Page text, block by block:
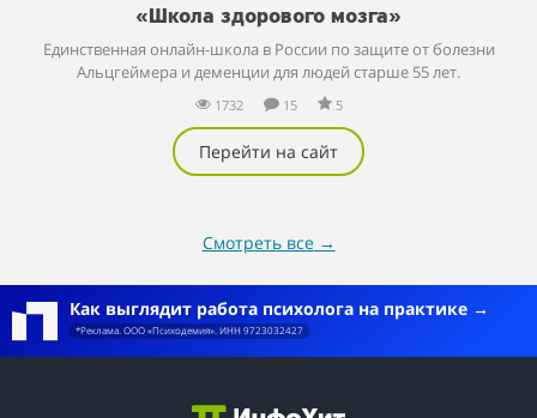
«Школа здорового мозга»
Единственная онлайн-школа в России по защите от болезни
Альцгеймера и деменции для людей старше 55 лет.
1732 15 5
Перейти на сайт
Смотреть все →
Как выглядит работа психолога на практике
*Реклама. ООО «Психодемия». ИНН 9723032427